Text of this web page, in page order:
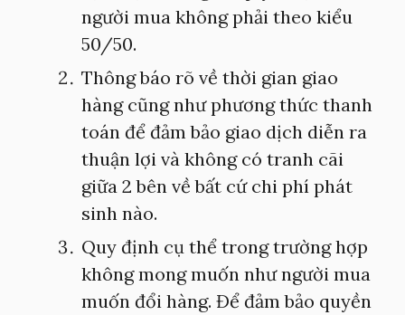
người mua không phải theo kiểu
50/50.
Thông báo rõ về thời gian giao
hàng cũng như phương thức thanh
toán để đảm bảo giao dịch diễn ra
thuận lợi và không có tranh cãi
giữa 2 bên về bất cứ chi phí phát
sinh nào.
Quy định cụ thể trong trường hợp
không mong muốn như người mua
muốn đổi hàng. Để đảm bảo quyền